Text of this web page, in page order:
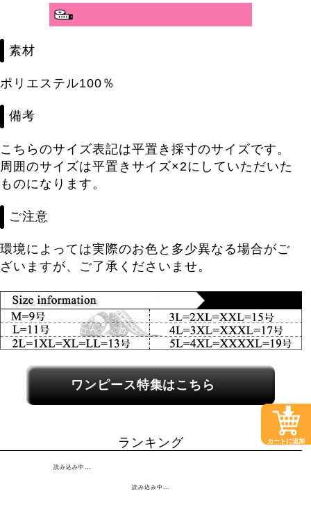
分かりやすいサイズガイド>>
素材
ポリエステル100％
備考
こちらのサイズ表記は平置き採寸のサイズです。
周囲のサイズは平置きサイズ×2にしていただいた
ものになります。
ご注意
環境によっては実際のお色と多少異なる場合がご
ざいますが、ご了承くださいませ。
関連カテゴリーへのリンク
ワンピース特集はこちら
ランキング
読み込み中...
読み込み中...
カートに追加